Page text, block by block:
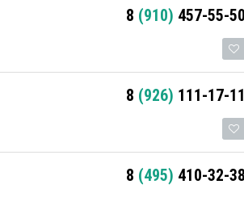
8 (910) 457-55-50
8 (926) 111-17-11
8 (495) 410-32-38